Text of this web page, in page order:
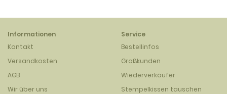
Informationen
Kontakt
Versandkosten
AGB
Wir über uns
Service
Bestellinfos
Großkunden
Wiederverkäufer
Stempelkissen tauschen